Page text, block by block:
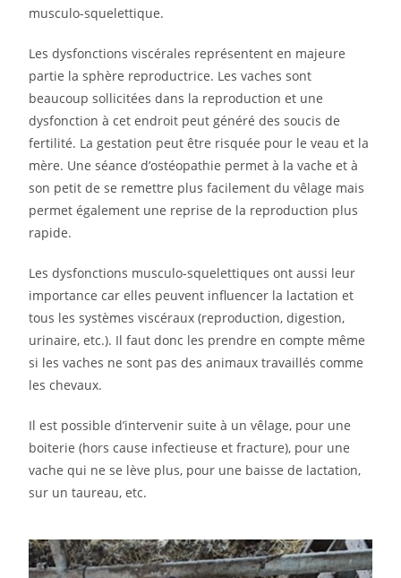
musculo-squelettique.
Les dysfonctions viscérales représentent en majeure
partie la sphère reproductrice. Les vaches sont
beaucoup sollicitées dans la reproduction et une
dysfonction à cet endroit peut généré des soucis de
fertilité. La gestation peut être risquée pour le veau et la
mère. Une séance d’ostéopathie permet à la vache et à
son petit de se remettre plus facilement du vêlage mais
permet également une reprise de la reproduction plus
rapide.
Les dysfonctions musculo-squelettiques ont aussi leur
importance car elles peuvent influencer la lactation et
tous les systèmes viscéraux (reproduction, digestion,
urinaire, etc.). Il faut donc les prendre en compte même
si les vaches ne sont pas des animaux travaillés comme
les chevaux.
Il est possible d’intervenir suite à un vêlage, pour une
boiterie (hors cause infectieuse et fracture), pour une
vache qui ne se lève plus, pour une baisse de lactation,
sur un taureau, etc.